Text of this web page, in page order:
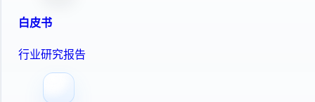
白皮书
行业研究报告